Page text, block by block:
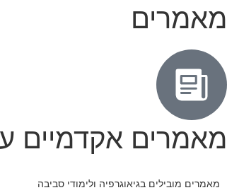
מאמרים
מאמרים אקדמיים
מאמרים מובילים בגיאוגרפיה ולימודי סביבה